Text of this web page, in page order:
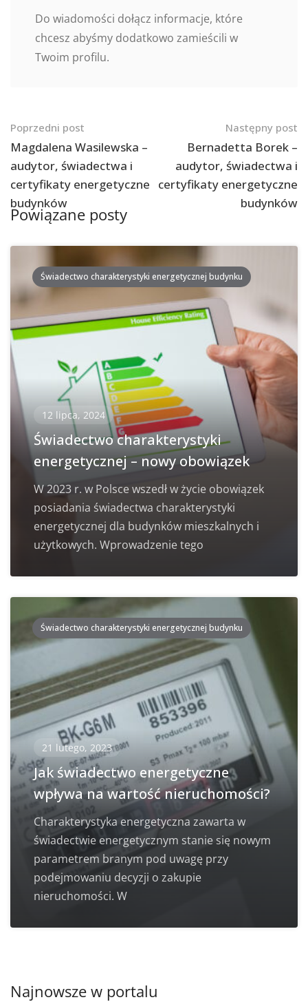
Do wiadomości dołącz informacje, które
chcesz abyśmy dodatkowo zamieścili w
Twoim profilu.
Nawigacja
po
postach
Poprzedni post
Magdalena Wasilewska –
audytor, świadectwa i
certyfikaty energetyczne
budynków
Następny post
Bernadetta Borek –
audytor, świadectwa i
certyfikaty energetyczne
budynków
Powiązane posty
Świadectwo charakterystyki energetycznej budynku
12 lipca, 2024
Świadectwo charakterystyki
energetycznej – nowy obowiązek
W 2023 r. w Polsce wszedł w życie obowiązek
posiadania świadectwa charakterystyki
energetycznej dla budynków mieszkalnych i
użytkowych. Wprowadzenie tego
Świadectwo charakterystyki energetycznej budynku
21 lutego, 2023
Jak świadectwo energetyczne
wpływa na wartość nieruchomości?
Charakterystyka energetyczna zawarta w
świadectwie energetycznym stanie się nowym
parametrem branym pod uwagę przy
podejmowaniu decyzji o zakupie
nieruchomości. W
Najnowsze w portalu